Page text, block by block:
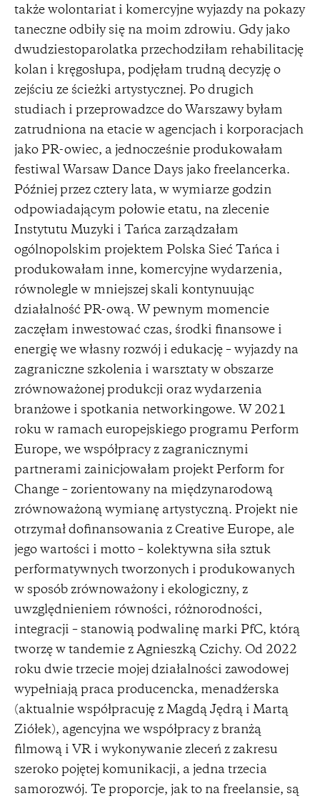
także wolontariat i komercyjne wyjazdy na pokazy
taneczne odbiły się na moim zdrowiu. Gdy jako
dwudziestoparolatka przechodziłam rehabilitację
kolan i kręgosłupa, podjęłam trudną decyzję o
zejściu ze ścieżki artystycznej. Po drugich
studiach i przeprowadzce do Warszawy byłam
zatrudniona na etacie w agencjach i korporacjach
jako PR-owiec, a jednocześnie produkowałam
festiwal Warsaw Dance Days jako freelancerka.
Później przez cztery lata, w wymiarze godzin
odpowiadającym połowie etatu, na zlecenie
Instytutu Muzyki i Tańca zarządzałam
ogólnopolskim projektem Polska Sieć Tańca i
produkowałam inne, komercyjne wydarzenia,
równolegle w mniejszej skali kontynuując
działalność PR-ową. W pewnym momencie
zaczęłam inwestować czas, środki finansowe i
energię we własny rozwój i edukację – wyjazdy na
zagraniczne szkolenia i warsztaty w obszarze
zrównoważonej produkcji oraz wydarzenia
branżowe i spotkania networkingowe. W 2021
roku w ramach europejskiego programu Perform
Europe, we współpracy z zagranicznymi
partnerami zainicjowałam projekt Perform for
Change – zorientowany na międzynarodową
zrównoważoną wymianę artystyczną. Projekt nie
otrzymał dofinansowania z Creative Europe, ale
jego wartości i motto – kolektywna siła sztuk
performatywnych tworzonych i produkowanych
w sposób zrównoważony i ekologiczny, z
uwzględnieniem równości, różnorodności,
integracji – stanowią podwalinę marki PfC, którą
tworzę w tandemie z Agnieszką Czichy. Od 2022
roku dwie trzecie mojej działalności zawodowej
wypełniają praca producencka, menadźerska
(aktualnie współpracuję z Magdą Jędrą i Martą
Ziółek), agencyjna we współpracy z branżą
filmową i VR i wykonywanie zleceń z zakresu
szeroko pojętej komunikacji, a jedna trzecia
samorozwój. Te proporcje, jak to na freelansie, są